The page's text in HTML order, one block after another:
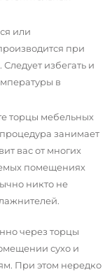
или
при
избегать и
в
торцы мебельных
занимает
вас от многих
помещениях
никто не
через торцы
сухо и
При этом нередко